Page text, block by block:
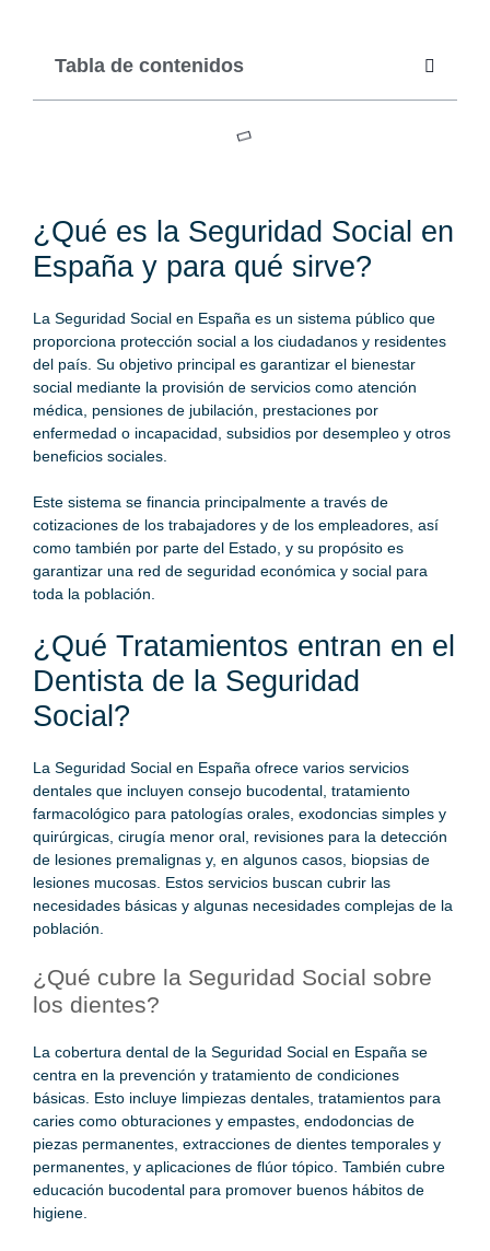
¿Qué es la Seguridad Social en
España y para qué sirve?
La Seguridad Social en España es un sistema público que
proporciona protección social a los ciudadanos y residentes
del país. Su objetivo principal es garantizar el bienestar
social mediante la provisión de servicios como atención
médica, pensiones de jubilación, prestaciones por
enfermedad o incapacidad, subsidios por desempleo y otros
beneficios sociales.
Este sistema se financia principalmente a través de
cotizaciones de los trabajadores y de los empleadores, así
como también por parte del Estado, y su propósito es
garantizar una red de seguridad económica y social para
toda la población.
¿Qué Tratamientos entran en el
Dentista de la Seguridad
Social?
La Seguridad Social en España ofrece varios servicios
dentales que incluyen consejo bucodental, tratamiento
farmacológico para patologías orales, exodoncias simples y
quirúrgicas, cirugía menor oral, revisiones para la detección
de lesiones premalignas y, en algunos casos, biopsias de
lesiones mucosas. Estos servicios buscan cubrir las
necesidades básicas y algunas necesidades complejas de la
población.
¿Qué cubre la Seguridad Social sobre
los dientes?
La cobertura dental de la Seguridad Social en España se
centra en la prevención y tratamiento de condiciones
básicas. Esto incluye limpiezas dentales, tratamientos para
caries como obturaciones y empastes, endodoncias de
piezas permanentes, extracciones de dientes temporales y
permanentes, y aplicaciones de flúor tópico. También cubre
educación bucodental para promover buenos hábitos de
higiene.
Tabla de contenidos